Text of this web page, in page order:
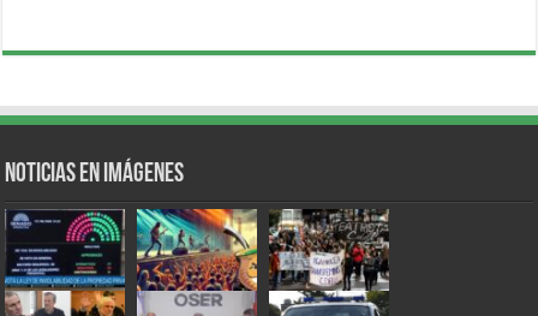
Noticias en Imágenes